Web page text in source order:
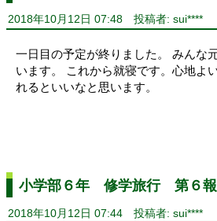
2018年10月12日 07:48 投稿者: sui****
一日目の予定が終りました。 みんな
います。 これから就寝です。心地よ
れるといいなと思います。
小学部６年 修学旅行 第６
2018年10月12日 07:44 投稿者: sui****